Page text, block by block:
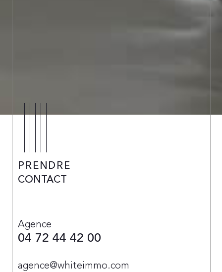
PRENDRE
CONTACT
Agence
04 72 44 42 00
agence@whiteimmo.com